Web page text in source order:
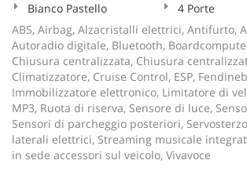
Bianco Pastello
4 Porte
ABS, Airbag, Alzacristalli elettrici, Antifurto,
Autoradio digitale, Bluetooth,
Chiusura centralizzata, Chiusura
Climatizzatore, Cruise Control, ESP,
Immobilizzatore elettronico, Limitatore di
MP3, Ruota di riserva, Sensore di luce,
Sensori di parcheggio posteriori,
laterali elettrici, Streaming musicale
in sede accessori sul veicolo, Vivavoce